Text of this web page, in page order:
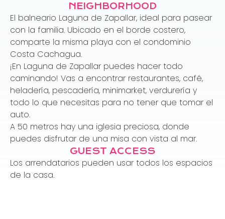
NEIGHBORHOOD
El balneario Laguna de Zapallar, ideal para pasear
con la familia. Ubicado en el borde costero,
comparte la misma playa con el condominio
Costa Cachagua.
¡En Laguna de Zapallar puedes hacer todo
caminando! Vas a encontrar restaurantes, café,
heladería, pescadería, minimarket, verdurería y
todo lo que necesitas para no tener que tomar el
auto.
A 50 metros hay una iglesia preciosa, donde
puedes disfrutar de una misa con vista al mar.
GUEST ACCESS
Los arrendatarios pueden usar todos los espacios
de la casa.